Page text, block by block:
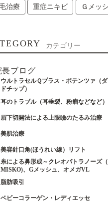
治療 重症ニキビ Ｇメッ
カテゴリー
長ブログ
ウルトラセルＱプラス・ポテンツァ（
ドチップ）
耳のトラブル（耳垂裂、粉瘤などなど）
眉下切開法による上眼瞼のたるみ治療
美肌治療
美容針口角(ほうれい線）リフト
糸による鼻形成～クレオパトラノーズ
MISKO)、Gメッシュ、オメガVL
脂肪吸引
ベビーコラーゲン・レディエッセ